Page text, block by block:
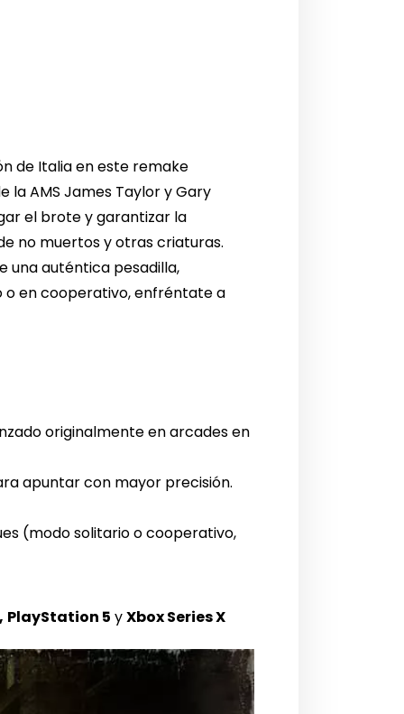
de Italia en este remake
la AMS James Taylor y Gary
el brote y garantizar la
no muertos y otras criaturas.
una auténtica pesadilla,
o en cooperativo, enfréntate a
originalmente en arcades en
apuntar con mayor precisión.
(modo solitario o cooperativo,
PlayStation 5 yXbox Series X